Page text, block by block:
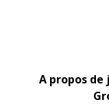
A propos